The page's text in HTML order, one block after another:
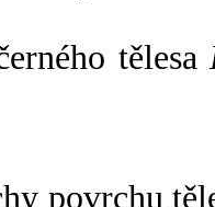
tělesa
povrchu